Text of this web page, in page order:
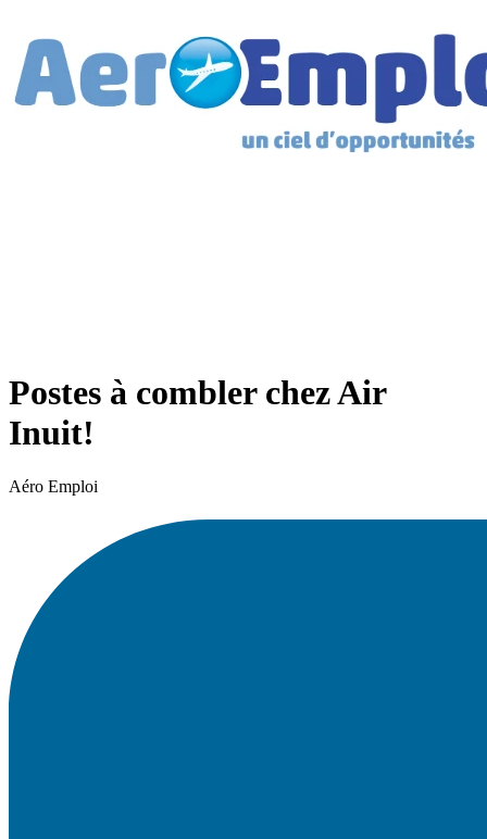
Postes à combler chez Air
Inuit!
Aéro Emploi